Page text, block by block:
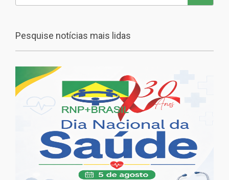
Pesquise notícias mais lidas